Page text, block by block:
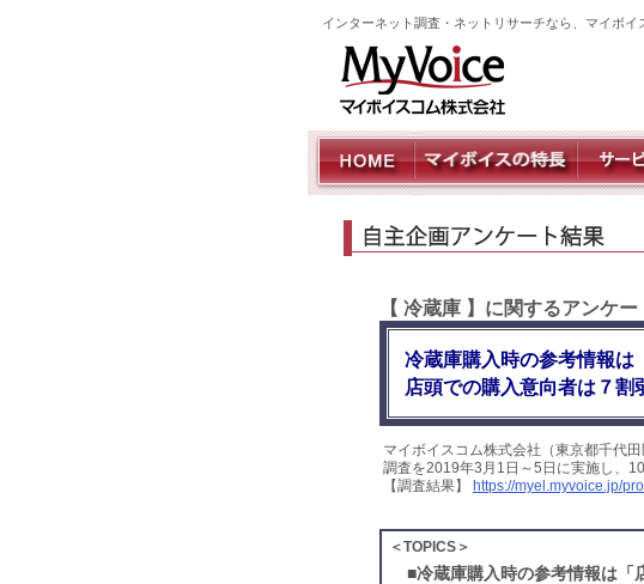
インターネット調査・ネットリサーチなら、マイボイ
【 冷蔵庫 】に関するアンケー
冷蔵庫購入時の参考情報は
店頭での購入意向者は７割
マイボイスコム株式会社（東京都千代
調査を2019年3月1日～5日に実施し、
【調査結果】
https://myel.myvoice.jp/
＜TOPICS＞
■冷蔵庫購入時の参考情報は「